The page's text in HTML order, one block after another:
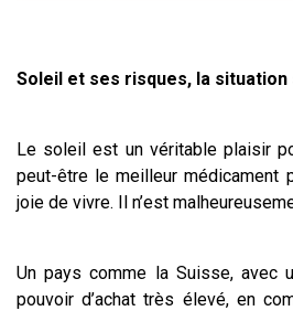
Soleil et ses risques, la situation
Le soleil est un véritable plaisir
peut-être le meilleur médicament
joie de vivre. Il n’est
Un pays comme la Suisse, avec
pouvoir d’achat très élevé, en